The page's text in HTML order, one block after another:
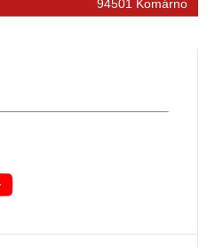
94501 Komárno